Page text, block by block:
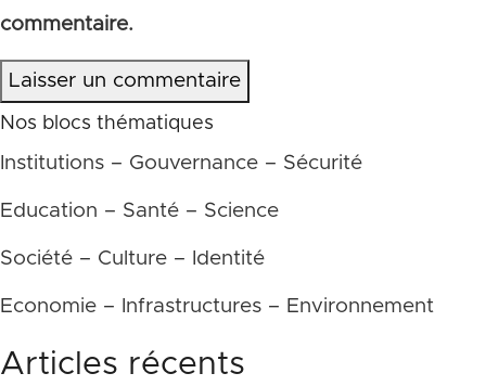
commentaire.
Laisser un commentaire
Nos blocs thématiques
Institutions – Gouvernance – Sécurité
Education – Santé – Science
Société – Culture – Identité
Economie – Infrastructures – Environnement
Articles récents